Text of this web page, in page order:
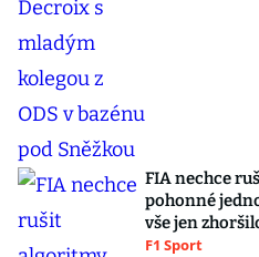
FIA nechce
pohonné
vše jen
F1 Sport